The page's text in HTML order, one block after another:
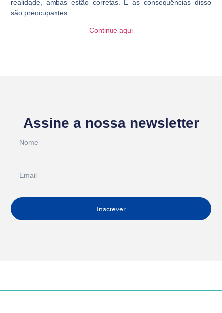
realidade, ambas estão corretas. E as consequências disso
são preocupantes.
Continue aqui
Assine a nossa newsletter
Inscrever